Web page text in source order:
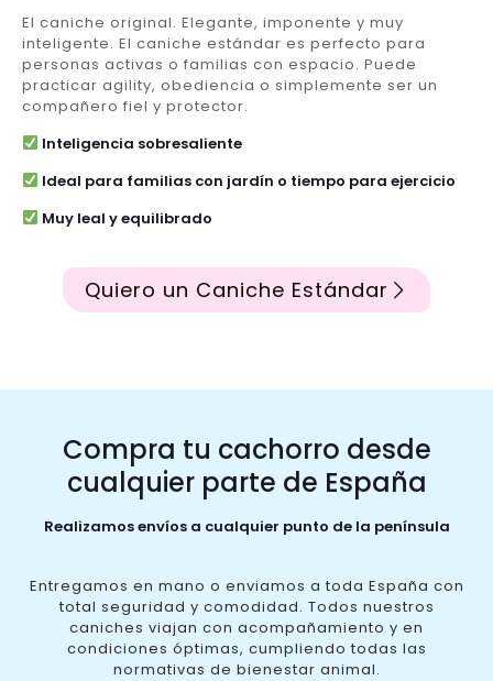
El caniche original. Elegante, imponente y muy
inteligente. El caniche estándar es perfecto para
personas activas o familias con espacio. Puede
practicar agility, obediencia o simplemente ser un
compañero fiel y protector.
Inteligencia sobresaliente
Ideal para familias con jardín o tiempo para ejercicio
Muy leal y equilibrado
Quiero un Caniche Estándar
Compra tu cachorro desde
cualquier parte de España
Realizamos envíos a cualquier punto de la península
Entregamos en mano o enviamos a toda España con
total seguridad y comodidad. Todos nuestros
caniches viajan con acompañamiento y en
condiciones óptimas, cumpliendo todas las
normativas de bienestar animal.